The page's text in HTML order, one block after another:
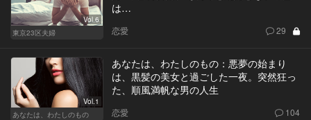
Vol.6
東京23区夫婦
は…
恋愛 29
Vol.1
あなたは、わたしのもの
あなたは、わたしのもの：悪夢の始まり
は、黒髪の美女と過ごした一夜。突然狂っ
た、順風満帆な男の人生
恋愛 104